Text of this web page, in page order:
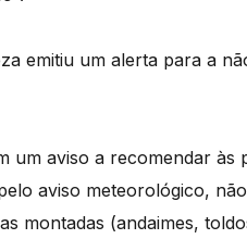
emitiu um alerta para a
um aviso a recomendar às
aviso meteorológico,
montadas (andaimes,